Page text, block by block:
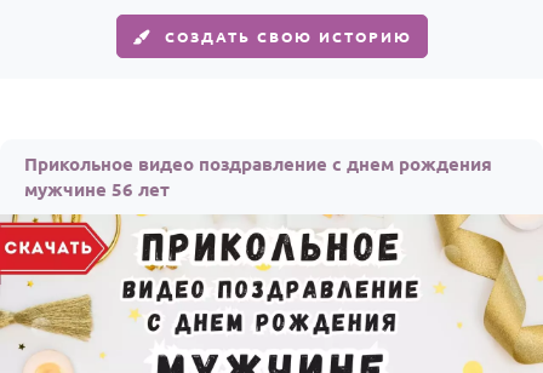
СОЗДАТЬ СВОЮ ИСТОРИЮ
Прикольное видео поздравление с днем рождения
мужчине 56 лет